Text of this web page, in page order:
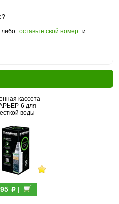
либо оставьте свой номер и
кассета
6 для
воды
p|